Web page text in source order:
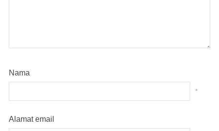
Nama
*
Alamat email